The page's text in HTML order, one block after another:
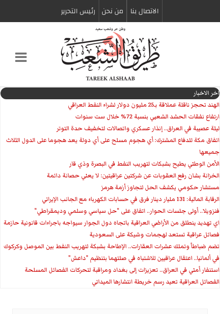
الاتصال بنا من نحن رئیس التحریر
اخر الاخبار
الهند تحجز ناقلة عملاقة بـ25 مليون دولار لشراء النفط العراقي
ارتفاع نفقات الحشد الشعبي بنسبة 72% خلال ست سنوات
ليلة عصيبة في العراق.. إنذار عسكري واتصالات لتخفيف حدة التوتر
‏اتفاق مكة للدفاع المشترك: أي هجوم مسلح على أي دولة يعد هجوما على الدول الثلاث
جميعها
الأمن الوطني يطيح بشبكات لتهريب النفط في البصرة وذي قار
الخزانة بشان رفع العقوبات عن شركتين عراقيتين: لا يعني حصانة دائمة
مستشار حكومي يكشف الحل لتجاوز أزمة هرمز
الرقابة المالية: 131 مليار دينار فرق في حسابات الكهرباء مع الجانب الإيراني
فنزويلا.. أولى جلسات الحوار.. اتفاق على "حل سياسي وسلمي وديمقراطي"
اي تهديد ينطلق من الأراضي العراقية باتجاه دول الجوار سيواجه باجراءات قانونية حازمة
فصائل عراقية تستعد لهجمات وشيكة على السعودية
تضم ضباطاً وتملك عشرات العقارات.. الإطاحة بشبكة لتهريب النفط بين الموصل وكركوك
في ألمانيا.. اعتقال عراقيين للاشتباه في صلتهما بتنظيم "داعش"
استنفار أمني في العراق.. تعزيزات إلى بغداد ومراقبة لتحركات الفصائل المسلحة
الفصائل العراقية تعيد رسم خريطة انتشارها الميداني